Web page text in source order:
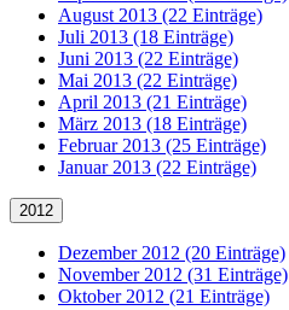
August 2013 (22 Einträge)
Juli 2013 (18 Einträge)
Juni 2013 (22 Einträge)
Mai 2013 (22 Einträge)
April 2013 (21 Einträge)
März 2013 (18 Einträge)
Februar 2013 (25 Einträge)
Januar 2013 (22 Einträge)
2012
Dezember 2012 (20 Einträge)
November 2012 (31 Einträge)
Oktober 2012 (21 Einträge)